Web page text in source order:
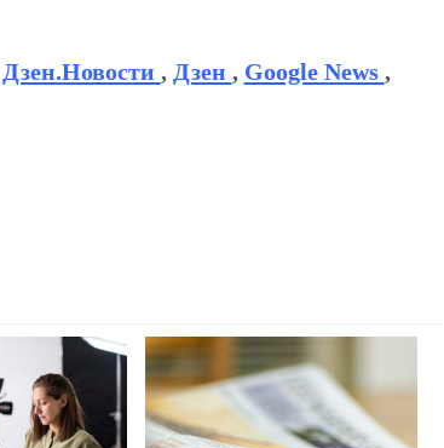
Дзен.Новости , Дзен , Google News ,